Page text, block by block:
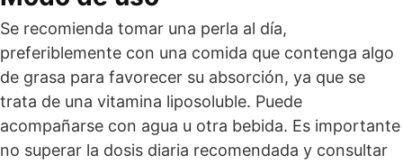
Se recomienda tomar una perla al día,
preferiblemente con una comida que contenga algo
de grasa para favorecer su absorción, ya que se
trata de una vitamina liposoluble. Puede
acompañarse con agua u otra bebida. Es importante
no superar la dosis diaria recomendada y consultar